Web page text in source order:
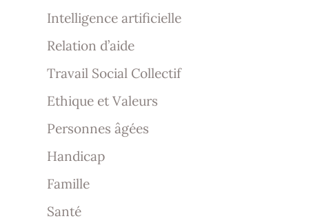
Intelligence artificielle
Relation d’aide
Travail Social Collectif
Ethique et Valeurs
Personnes âgées
Handicap
Famille
Santé